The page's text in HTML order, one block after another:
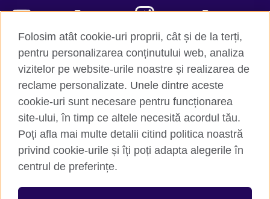
TikTok RSS
British Council Global
Confidențialitate și termeni de utilizare
Trimite-ne comentariile tale
Cookie-uri
Hartă site
Folosim atât cookie-uri proprii, cât și de la terți,
pentru personalizarea conținutului web, analiza
vizitelor pe website-urile noastre și realizarea de
reclame personalizate. Unele dintre aceste
cookie-uri sunt necesare pentru funcționarea
site-ului, în timp ce altele necesită acordul tău.
Poți afla mai multe detalii citind politica noastră
privind cookie-urile și îți poți adapta alegerile în
centrul de preferințe.